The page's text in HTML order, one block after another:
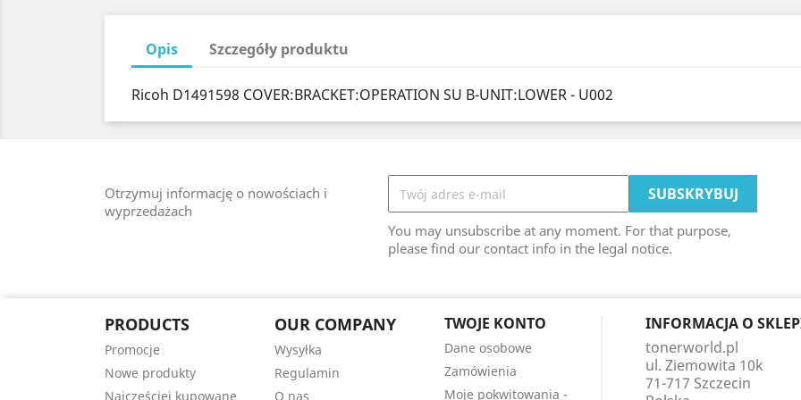
Opis Szczegóły produktu
Ricoh D1491598 COVER:BRACKET:OPERATION SU B-UNIT:LOWER - U002
Otrzymuj informację o nowościach i
wyprzedażach
You may unsubscribe at any moment. For that purpose,
please find our contact info in the legal notice.
PRODUCTS
Promocje
Nowe produkty
Najczęściej kupowane
OUR COMPANY
Wysyłka
Regulamin
O nas
TWOJE KONTO
Dane osobowe
Zamówienia
Moje pokwitowania -
INFORMACJA O
tonerworld.pl
ul. Ziemowita 10k
71-717 Szczecin